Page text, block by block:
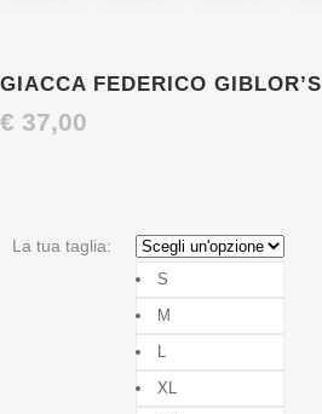
GIACCA FEDERICO GIBLOR’S
€ 37,00
La tua taglia:
S
M
L
XL